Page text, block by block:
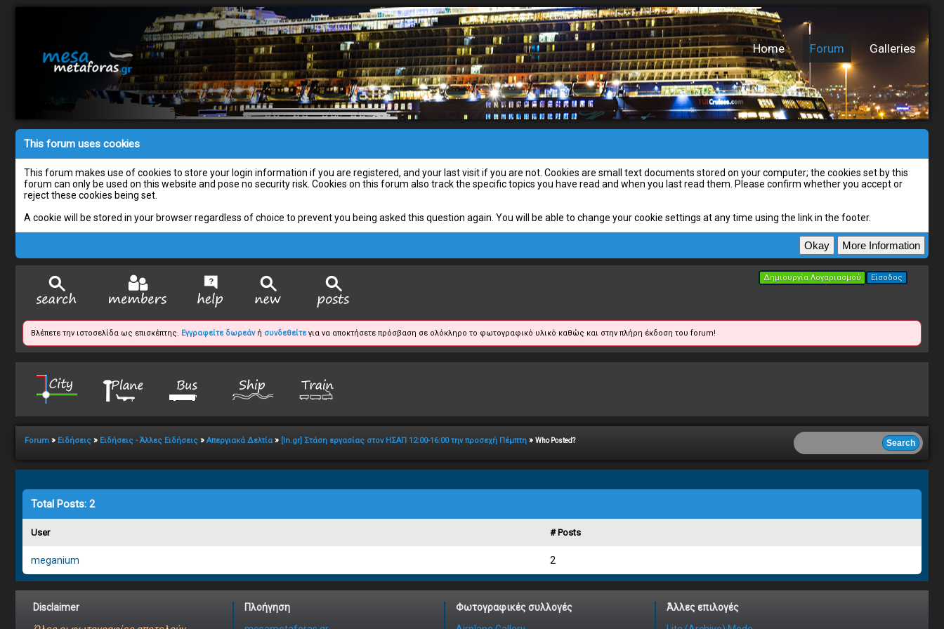
Home Forum Galleries
This forum uses cookies
This forum makes use of cookies to store your login information if you are registered, and your last visit if you are not. Cookies are small text documents stored on your computer; the cookies set by this
forum can only be used on this website and pose no security risk. Cookies on this forum also track the specific topics you have read and when you last read them. Please confirm whether you accept or
reject these cookies being set.
A cookie will be stored in your browser regardless of choice to prevent you being asked this question again. You will be able to change your cookie settings at any time using the link in the footer.
Δημιουργία Λογαριασμού Είσοδος
Βλέπετε την ιστοσελίδα ως επισκέπτης. Εγγραφείτε δωρεάνή συνδεθείτεγια να αποκτήσετε πρόσβαση σε ολόκληρο το φωτογραφικό υλικό καθώς και στην πλήρη έκδοση του forum!
Forum » Ειδήσεις » Ειδήσεις - Άλλες Ειδήσεις » Απεργιακά Δελτία » [In.gr] Στάση εργασίας στον ΗΣΑΠ 12:00-16:00 την προσεχή Πέμπτη » Who Posted?
Total Posts: 2
User # Posts
meganium 2
Disclaimer
Πλοήγηση
Φωτογραφικές συλλογές
Άλλες επιλογές